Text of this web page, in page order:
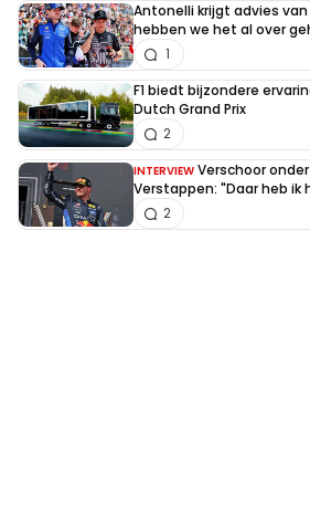
Antonelli krijgt advies
hebben we het al over
1
F1 biedt bijzondere
Dutch Grand Prix
2
INTERVIEW Verschoor
Verstappen: "Daar heb ik
2